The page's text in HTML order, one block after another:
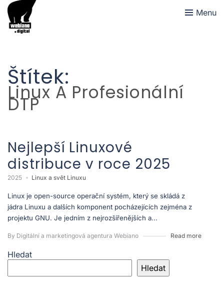
Menu
Štítek:
Linux A Profesionální
DTP
Nejlepší Linuxové
distribuce v roce 2025
2025 Linux a svět Linuxu
Linux je open-source operační systém, který se skládá z
jádra Linuxu a dalších komponent pocházejících zejména z
projektu GNU. Je jedním z nejrozšířenějších a...
By Digitální a marketingová agentura Webiano Read more
Hledat
Hledat